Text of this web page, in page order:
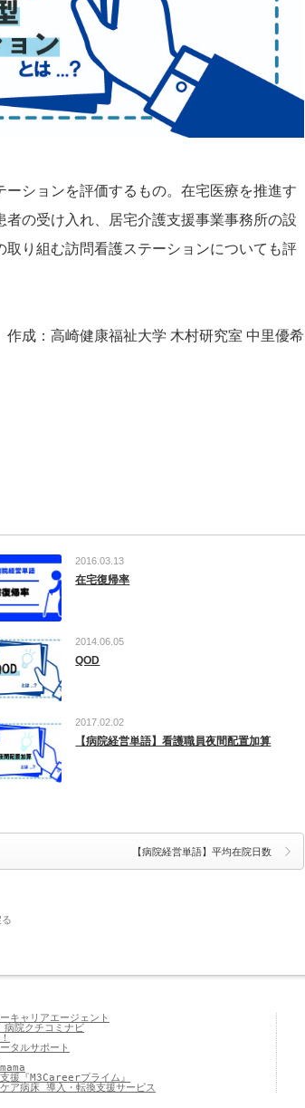
ションを評価するもの。在宅医療を推進す
の受け入れ、居宅介護支援事業事務所の設
り組む訪問看護ステーションについても評
作成：高崎健康福祉大学 木村研究室 中里優希
2016.03.13
在宅復帰率
2014.06.05
QOD
2017.02.02
【病院経営単語】看護職員夜間配置加算
【病院経営単語】平均在院日数
る
キャリアエージェント
院クチコミナビ
タルサポート
援『M3Careerプライム』
ア病床 導入・転換支援サービス